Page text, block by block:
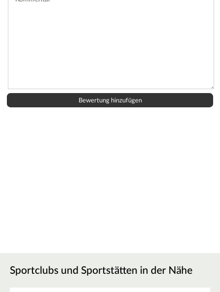
Sportclubs und Sportstätten in der Nähe